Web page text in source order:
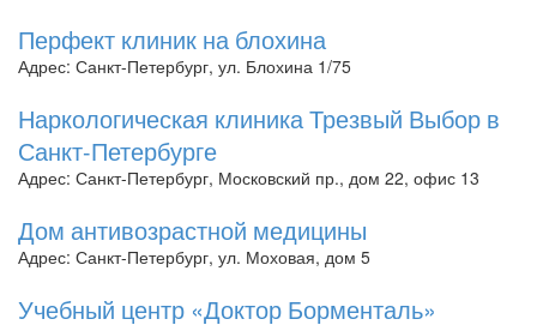
Перфект клиник на блохина
Адрес: Санкт-Петербург, ул. Блохина 1/75
Наркологическая клиника Трезвый Выбор в
Санкт-Петербурге
Адрес: Санкт-Петербург, Московский пр., дом 22, офис 13
Дом антивозрастной медицины
Адрес: Санкт-Петербург, ул. Моховая, дом 5
Учебный центр «Доктор Борменталь»